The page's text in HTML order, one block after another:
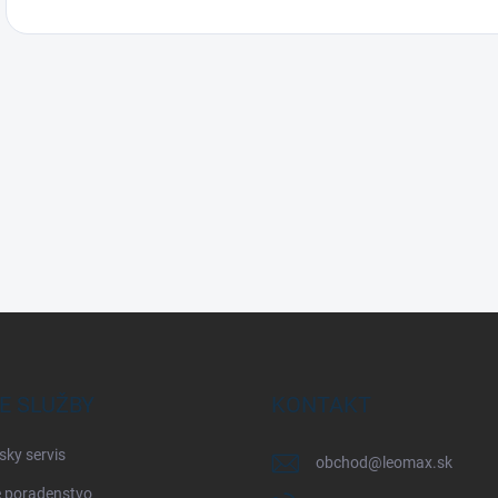
SLUŽBY
servis
poradenstvo
KONTAKT
obchod@ leomax.sk